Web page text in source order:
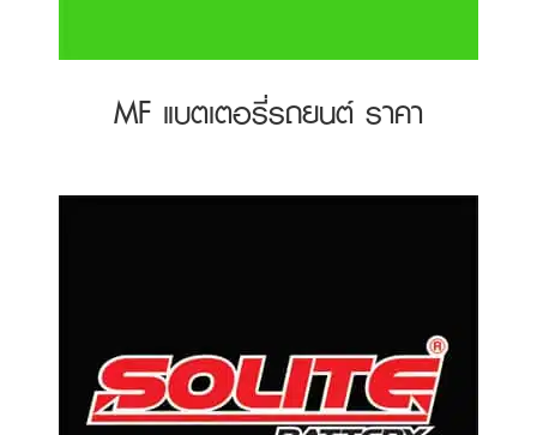
MF แบตเตอรี่รถยนต์ ราคา